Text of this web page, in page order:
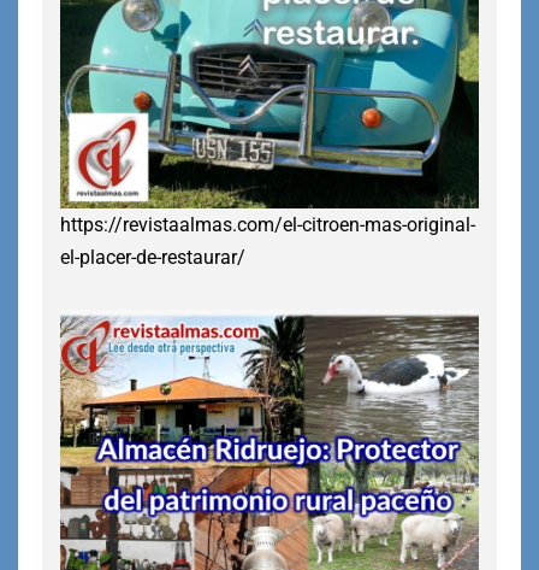
https://revistaalmas.com/el-citroen-mas-original-
el-placer-de-restaurar/